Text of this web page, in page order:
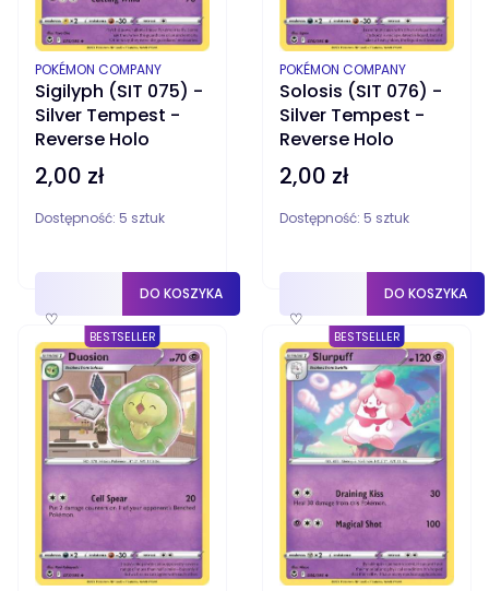
Sigilyph (SIT 075) -
Silver Tempest -
Reverse Holo
PRODUCENT
POKÉMON COMPANY
Cena
2,00 zł
Dostępność: 5 sztuk
♡
DO KOSZYKA
Solosis (SIT 076) -
Silver Tempest -
Reverse Holo
PRODUCENT
POKÉMON COMPANY
Cena
2,00 zł
Dostępność: 5 sztuk
♡
DO KOSZYKA
BESTSELLER BESTSELLER